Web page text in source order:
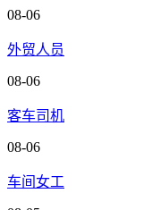
08-06
外贸人员
08-06
客车司机
08-06
车间女工